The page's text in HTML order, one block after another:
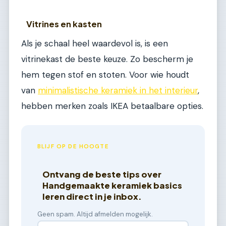
Vitrines en kasten
Als je schaal heel waardevol is, is een
vitrinekast de beste keuze. Zo bescherm je
hem tegen stof en stoten. Voor wie houdt
van minimalistische keramiek in het interieur,
hebben merken zoals IKEA betaalbare opties.
BLIJF OP DE HOOGTE
Ontvang de beste tips over
Handgemaakte keramiek basics
leren direct in je inbox.
Geen spam. Altijd afmelden mogelijk.